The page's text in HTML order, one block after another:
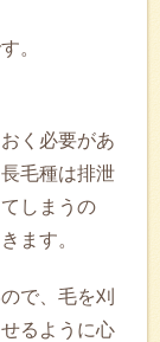
。
く必要があ
毛種は排泄
しまうの
ます。
で、毛を刈
るように心